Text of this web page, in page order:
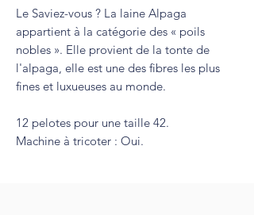
Le Saviez-vous ? La laine Alpaga
appartient à la catégorie des « poils
nobles ». Elle provient de la tonte de
l'alpaga, elle est une des fibres les plus
fines et luxueuses au monde.
12 pelotes pour une taille 42.
Machine à tricoter : Oui.